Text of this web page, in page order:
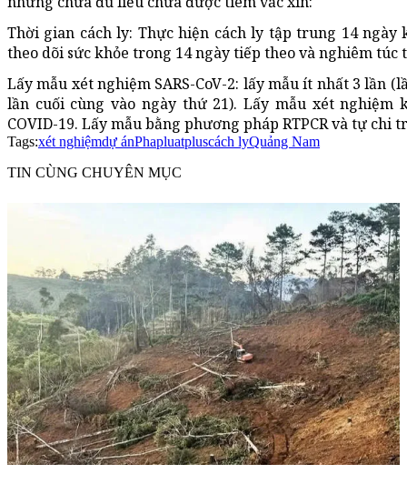
Thời gian cách ly: Thực hiện cách ly tập trung 14
theo dõi sức khỏe trong 14 ngày tiếp theo và nghiêm túc
Lấy mẫu xét nghiệm SARS-CoV-2: lấy mẫu ít nhất 3 lần
lần cuối cùng vào ngày thứ 21). Lấy mẫu xét
COVID-19. Lấy mẫu bằng phương pháp RTPCR và tự chi
Tags:xét nghiệmdự ánPhapluatpluscách lyQuảng Nam
TIN CÙNG CHUYÊN MỤC